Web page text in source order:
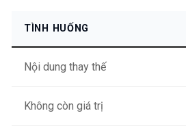
TÌNH HUỐNG
Nội dung thay thế
Không còn giá trị